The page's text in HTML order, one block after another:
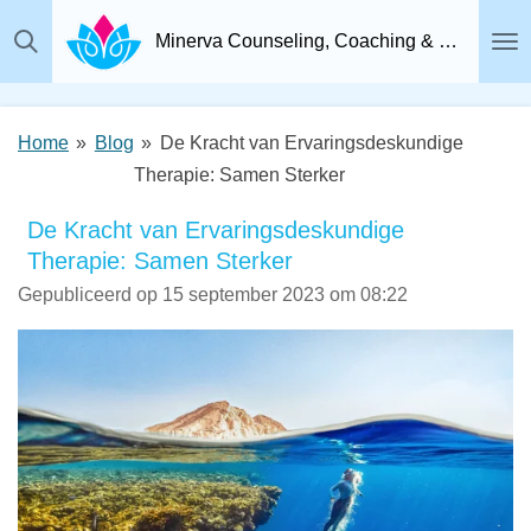
Ga
direct
hoofdinhoud
Minerva Counseling, Coaching & Relatietherapie, Psychosociaal Therapeut Breda
Home » Blog » De Kracht van Ervaringsdeskundige
Therapie: Samen Sterker
De Kracht van Ervaringsdeskundige
Therapie: Samen Sterker
Gepubliceerd op 15 september 2023 om 08:22